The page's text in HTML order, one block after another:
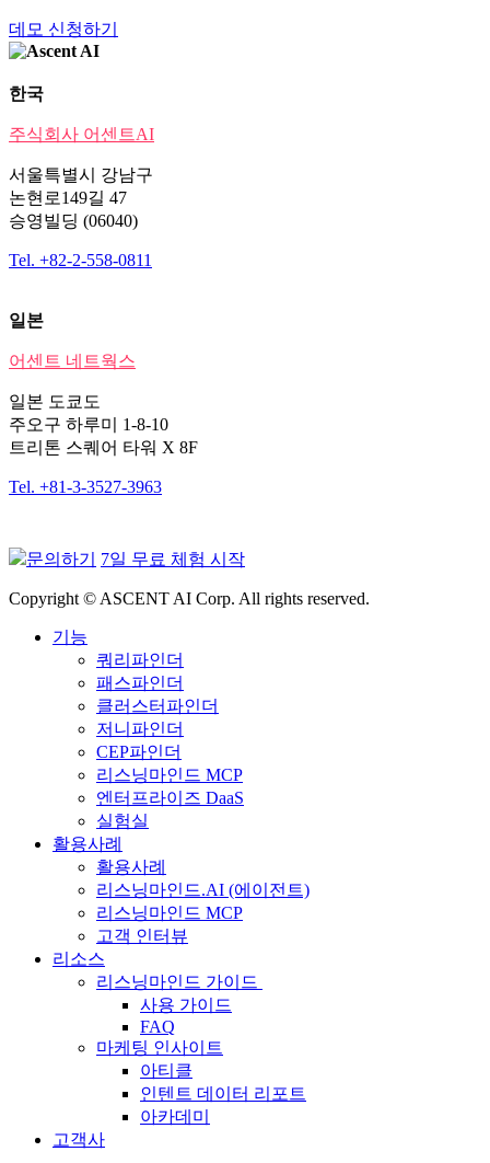
데모 신청하기
한국
주식회사 어센트AI
서울특별시 강남구
논현로149길 47
승영빌딩 (06040)
Tel. +82-2-558-0811
일본
어센트 네트웍스
일본 도쿄도
주오구 하루미 1-8-10
트리톤 스퀘어 타워 X 8F
Tel. +81-3-3527-3963
문의하기 7일 무료 체험 시작
Copyright © ASCENT AI Corp. All rights reserved.
기능
쿼리파인더
패스파인더
클러스터파인더
저니파인더
CEP파인더
리스닝마인드 MCP
엔터프라이즈 DaaS
실험실
활용사례
활용사례
리스닝마인드.AI (에이전트)
리스닝마인드 MCP
고객 인터뷰
리소스
리스닝마인드 가이드
사용 가이드
FAQ
마케팅 인사이트
아티클
인텐트 데이터 리포트
아카데미
고객사